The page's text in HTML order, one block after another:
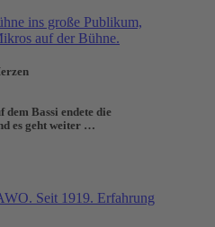
Bassi endete die
es geht weiter …